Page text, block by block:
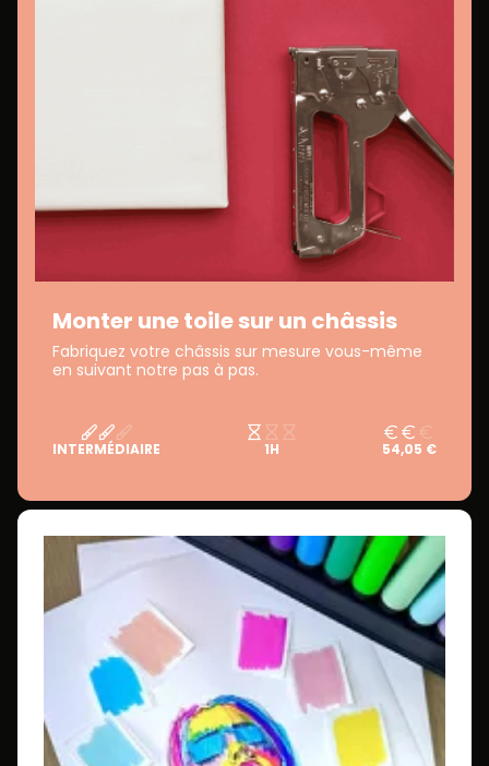
Monter une toile sur un châssis
Fabriquez votre châssis sur mesure vous-même
en suivant notre pas à pas.
INTERMÉDIAIRE 1H 54,05 €